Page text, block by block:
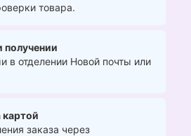
товара.
в отделении Новой почты или
заказа через